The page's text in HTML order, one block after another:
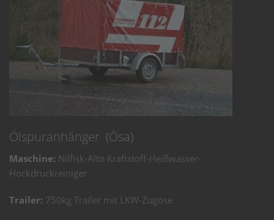
Ölspuranhänger (Ösa)
Maschine: Nilfisk-Alto Kraftstoff-Heißwasser-
Hockdruckreiniger
Trailer: 750kg Trailer mit LKW-Zugöse